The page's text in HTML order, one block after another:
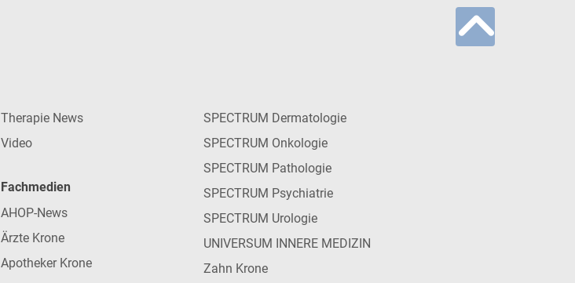
Therapie News
Video
Fachmedien
AHOP-News
Ärzte Krone
Apotheker Krone
SPECTRUM Dermatologie
SPECTRUM Onkologie
SPECTRUM Pathologie
SPECTRUM Psychiatrie
SPECTRUM Urologie
UNIVERSUM INNERE MEDIZIN
Zahn Krone